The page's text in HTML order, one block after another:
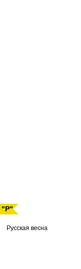
"Р"
Русская весна